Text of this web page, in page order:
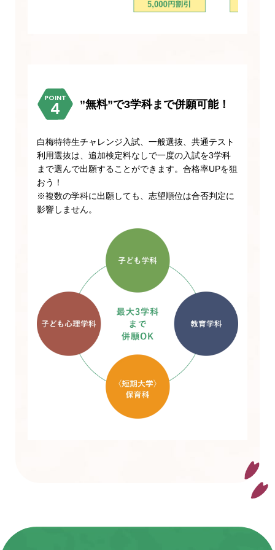
POINT
”無料”で3学科まで併願可能！
白梅特待生チャレンジ入試、一般選抜、共通テスト
利用選抜は、追加検定料なしで一度の入試を3学科
まで選んで出願することができます。合格率UPを狙
おう！
※複数の学科に出願しても、志望順位は合否判定に
影響しません。